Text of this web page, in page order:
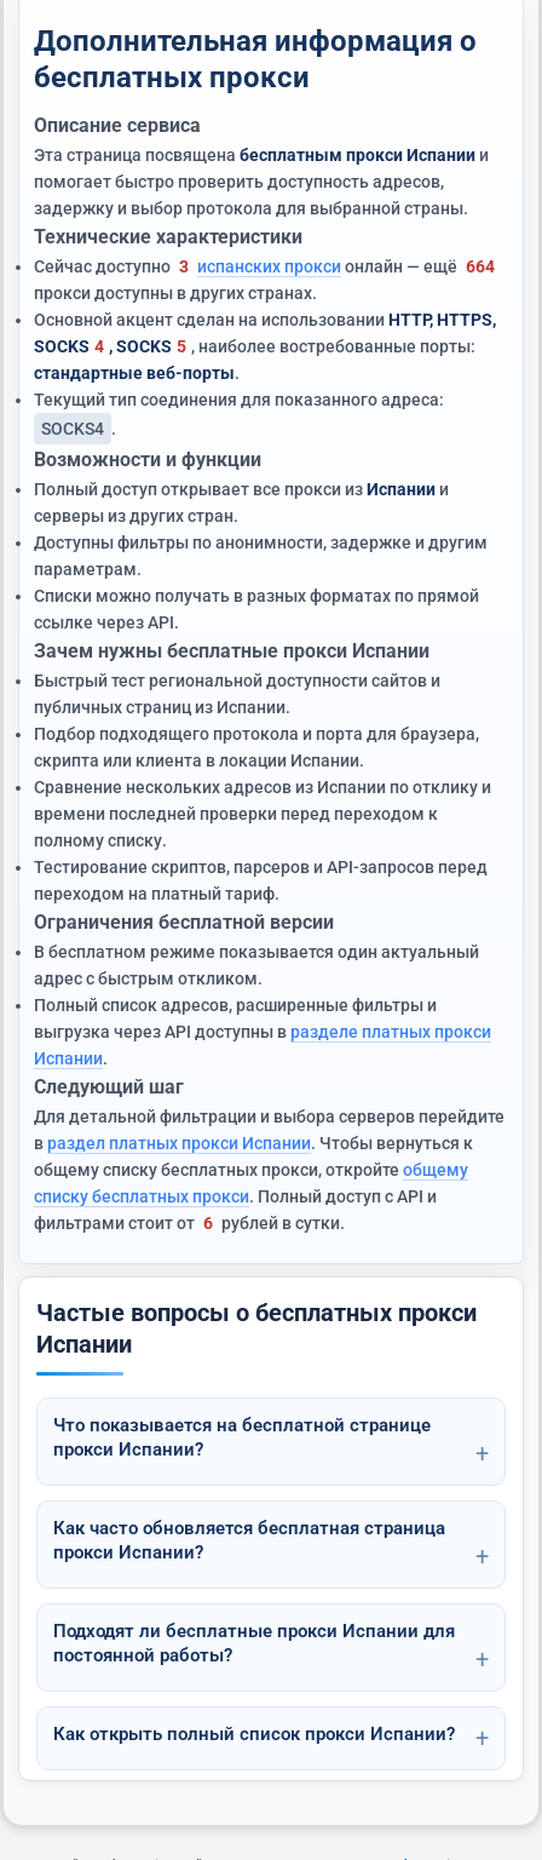
Дополнительная информация о
бесплатных прокси
Описание сервиса
Эта страница посвящена бесплатным прокси Испании и
помогает быстро проверить доступность адресов,
задержку и выбор протокола для выбранной страны.
Технические характеристики
Сейчас доступно 3 испанских прокси онлайн — ещё 664
прокси доступны в других странах.
Основной акцент сделан на использовании HTTP, HTTPS,
SOCKS 4 , SOCKS 5 , наиболее востребованные порты:
стандартные веб-порты.
Текущий тип соединения для показанного адреса:
SOCKS4 .
Возможности и функции
Полный доступ открывает все прокси изИспании и
серверы из других стран.
Доступны фильтры по анонимности, задержке и другим
параметрам.
Списки можно получать в разных форматах по прямой
ссылке через API.
Зачем нужны бесплатные прокси Испании
Быстрый тест региональной доступности сайтов и
публичных страниц из Испании.
Подбор подходящего протокола и порта для браузера,
скрипта или клиента в локации Испании.
Сравнение нескольких адресов из Испании по отклику и
времени последней проверки перед переходом к
полному списку.
Тестирование скриптов, парсеров и API-запросов перед
переходом на платный тариф.
Ограничения бесплатной версии
В бесплатном режиме показывается один актуальный
адрес с быстрым откликом.
Полный список адресов, расширенные фильтры и
выгрузка через API доступны вразделе платных прокси
Испании.
Следующий шаг
Для детальной фильтрации и выбора серверов перейдите
враздел платных прокси Испании. Чтобы вернуться к
общему списку бесплатных прокси, откройте общему
списку бесплатных прокси. Полный доступ с API и
фильтрами стоит от 6 рублей в сутки.
Частые вопросы о бесплатных прокси
Испании
Что показывается на бесплатной странице
прокси Испании?
Как часто обновляется бесплатная страница
прокси Испании?
Подходят ли бесплатные прокси Испании для
постоянной работы?
Как открыть полный список прокси Испании?